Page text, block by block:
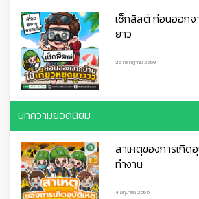
เช็กลิสต์ ก่อนออกจ
ยาว
25 กรกฎาคม 2569
บทความยอดนิยม
สาเหตุของการเกิด
ทำงาน
4 มิถุนายน 2565